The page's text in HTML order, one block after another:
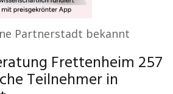
Partnerstadt bekannt
Frettenheim 257
Teilnehmer in